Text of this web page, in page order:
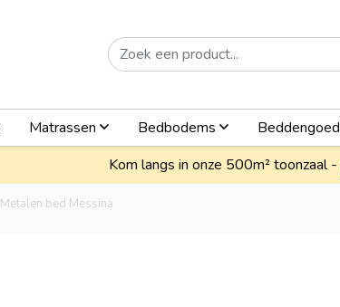
Matrassen Bedbodems Beddengoed
Kom langs in onze 500m² toonzaal -
Metalen bed Messina